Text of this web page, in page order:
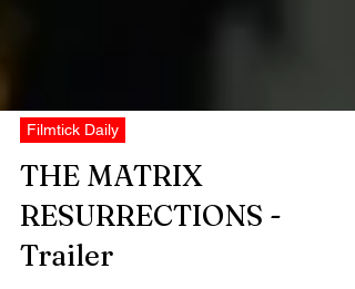
Filmtick Daily
THE MATRIX
RESURRECTIONS -